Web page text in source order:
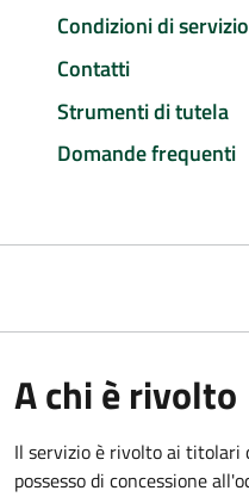
Condizioni di servizio
Contatti
Strumenti di tutela
Domande frequenti
A chi è rivolto
Il servizio è rivolto ai titolari
possesso di concessione